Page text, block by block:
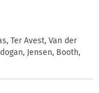
Ter Avest, Van der
Jensen, Booth,